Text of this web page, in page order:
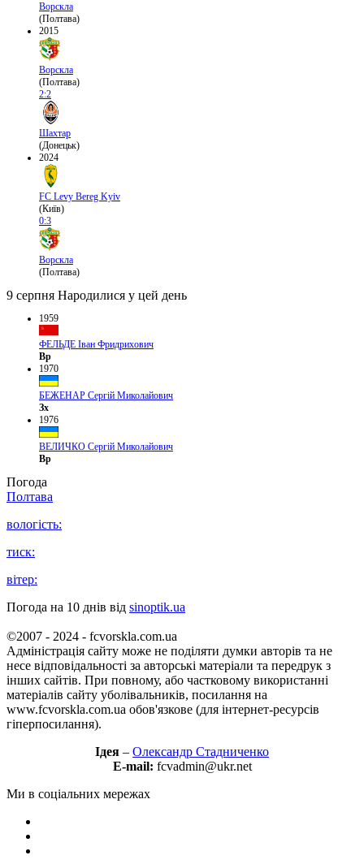
Ворскла
(Полтава)
2015
Ворскла
(Полтава)
2:2
Шахтар
(Донецьк)
2024
FC Levy Bereg Kyiv
(Київ)
0:3
Ворскла
(Полтава)
9 серпня Народилися у цей день
1959
ФЕЛЬДЕ Іван Фридрихович
Вр
1970
БЕЖЕНАР Сергій Миколайович
Зх
1976
ВЕЛИЧКО Сергій Миколайович
Вр
Погода
Полтава
вологість:
тиск:
вітер:
Погода на 10 днів від sinoptik.ua
©2007 - 2024 - fcvorskla.com.ua
Адміністрація сайту може не поділяти думки авторів та не
несе відповідальності за авторські матеріали та передрук з
інших сайтів. При повному, або частковому використанні
матеріалів сайту уболівальників, посилання на
www.fcvorskla.com.ua обов'язкове (для інтернет-ресурсів
гіперпосилання).
Ідея – Олександр Стадниченко
E-mail: fcvadmin@ukr.net
Ми в соціальних мережах